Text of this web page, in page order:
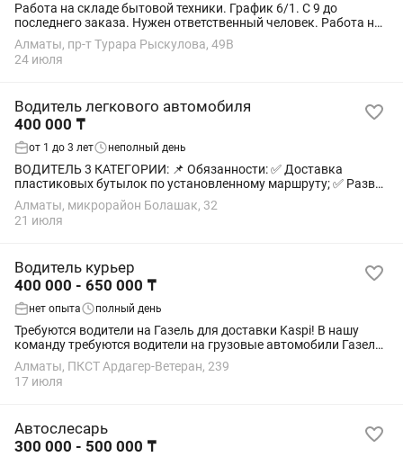
Работа на складе бытовой техники. График 6/1. С 9 до
последнего заказа. Нужен ответственный человек. Работа на
Газели. Доставки бытовой техники Внимательный и
Ответственность за товар оклад...
Алматы, пр-т Турара Рыскулова, 49В
24 июля
Водитель легкового автомобиля
400 000 ₸
от 1 до 3 лет неполный день
ВОДИТЕЛЬ 3 КАТЕГОРИИ: 📌 Обязанности: ✅ Доставка
пластиковых бутылок по установленному маршруту; ✅ Развоз
товара по торговым точкам; ✅ Работа по регламентам
компании; ✅ Соблюдение правил...
Алматы, микрорайон Болашак, 32
21 июля
Водитель курьер
400 000 - 650 000 ₸
нет опыта полный день
Требуются водители на Газель для доставки Kaspi! В нашу
команду требуются водители на грузовые автомобили Газель.
Автомобиль предоставляется компанией ГСМ и обслуживание
за наш счет Работа по...
Алматы, ПКСТ Ардагер-Ветеран, 239
17 июля
Автослесарь
300 000 - 500 000 ₸